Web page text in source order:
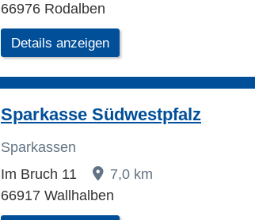
66976 Rodalben
Details anzeigen
Sparkasse Südwestpfalz
Sparkassen
Im Bruch 11
7,0 km
66917 Wallhalben